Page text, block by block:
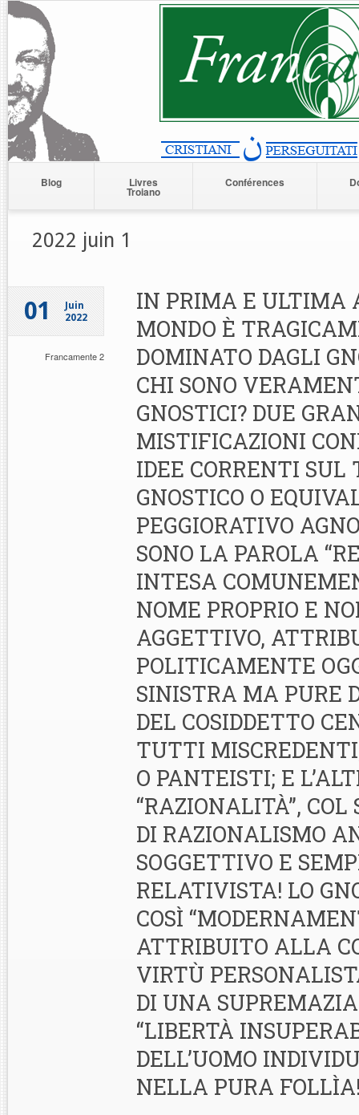
Blog Livres
Troiano
Conférences
2022 juin 1
01
Juin
2022
Francamente 2
IN PRIMA E ULTIMA
MONDO È
DOMINATO DAGLI
CHI SONO
GNOSTICI? DUE
MISTIFICAZIONI
IDEE CORRENTI SUL
GNOSTICO O
PEGGIORATIVO
SONO LA PAROLA
INTESA
NOME PROPRIO E
AGGETTIVO,
POLITICAMENTE
SINISTRA MA PURE
DEL COSIDDETTO
TUTTI
O PANTEISTI; E
“RAZIONALITÀ”, COL
DI RAZIONALISMO
SOGGETTIVO E
RELATIVISTA! LO
COSÌ
ATTRIBUITO ALLA
VIRTÙ
DI UNA
“LIBERTÀ
DELL’UOMO
NELLA PURA